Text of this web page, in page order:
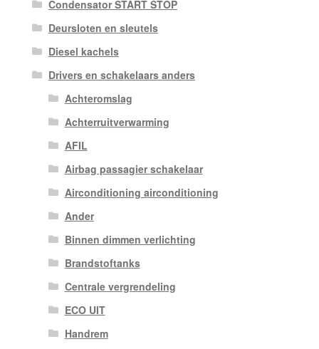
Condensator START STOP
Deursloten en sleutels
Diesel kachels
Drivers en schakelaars anders
Achteromslag
Achterruitverwarming
AFIL
Airbag passagier schakelaar
Airconditioning airconditioning
Ander
Binnen dimmen verlichting
Brandstoftanks
Centrale vergrendeling
ECO UIT
Handrem